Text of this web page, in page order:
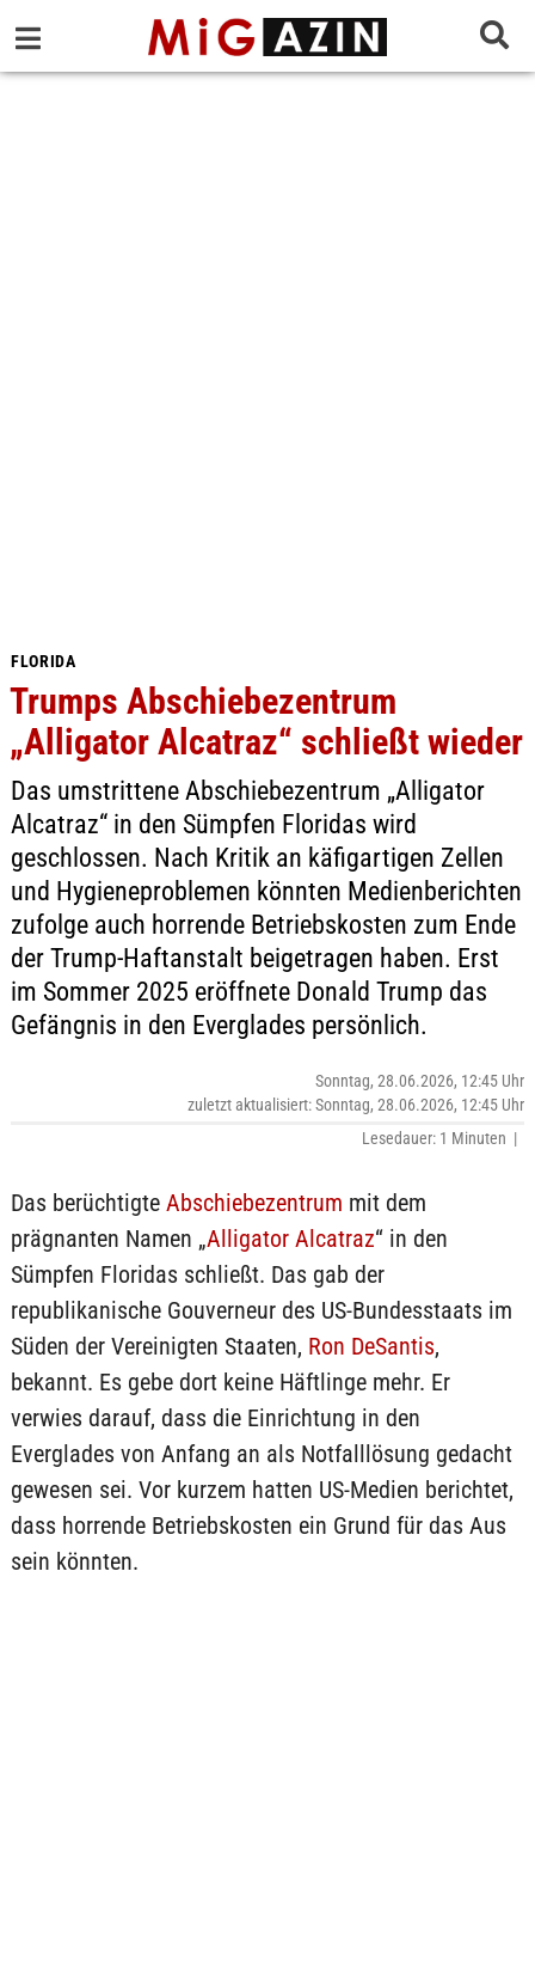
FLORIDA
Trumps Abschiebezentrum
„Alligator Alcatraz“ schließt wieder
Das umstrittene Abschiebezentrum „Alligator
Alcatraz“ in den Sümpfen Floridas wird
geschlossen. Nach Kritik an käfigartigen Zellen
und Hygieneproblemen könnten Medienberichten
zufolge auch horrende Betriebskosten zum Ende
der Trump-Haftanstalt beigetragen haben. Erst
im Sommer 2025 eröffnete Donald Trump das
Gefängnis in den Everglades persönlich.
Sonntag, 28.06.2026, 12:45 Uhr
zuletzt aktualisiert: Sonntag, 28.06.2026, 12:45 Uhr
Lesedauer: 1 Minuten |
Das berüchtigte Abschiebezentrum mit dem
prägnanten Namen „Alligator Alcatraz“ in den
Sümpfen Floridas schließt. Das gab der
republikanische Gouverneur des US-Bundesstaats im
Süden der Vereinigten Staaten, Ron DeSantis,
bekannt. Es gebe dort keine Häftlinge mehr. Er
verwies darauf, dass die Einrichtung in den
Everglades von Anfang an als Notfalllösung gedacht
gewesen sei. Vor kurzem hatten US-Medien berichtet,
dass horrende Betriebskosten ein Grund für das Aus
sein könnten.